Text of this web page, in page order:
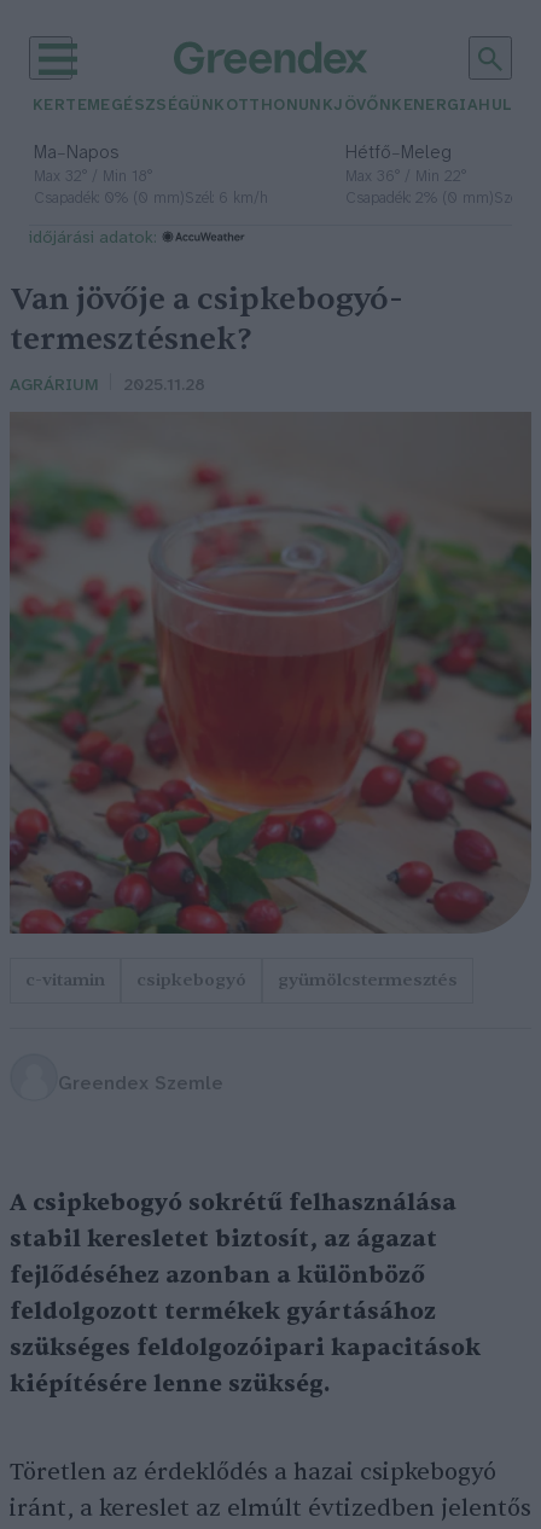
KERTEM EGÉSZSÉGÜNK OTTHONUNKJÖVŐNK ENERGIA
Ma– Napos
Max 32° / Min 18°
Csapadék: 0% (0 mm)Szél: 6 km/h
Hétfő– Meleg
Max 36° / Min 22°
Csapadék: 2% (0 mm)Szél:
időjárási adatok:
Van jövője a csipkebogyó-
termesztésnek?
AGRÁRIUM 2025.11.28
c-vitamin csipkebogyó gyümölcstermesztés
Greendex Szemle
A csipkebogyó sokrétű felhasználása
stabil keresletet biztosít, az ágazat
fejlődéséhez azonban a különböző
feldolgozott termékek gyártásához
szükséges feldolgozóipari kapacitások
kiépítésére lenne szükség.
Töretlen az érdeklődés a hazai csipkebogyó
iránt, a kereslet az elmúlt évtizedben jelentős